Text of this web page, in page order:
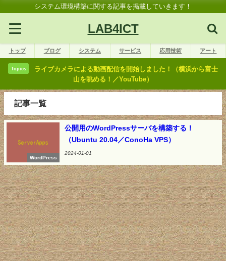
システム環境構築に関する記事を掲載していきます！
LAB4ICT
トップ ブログ システム サービス 応用技術 アート
Topics
ライブカメラによる動画配信を開始しました！（横浜から富士
山を眺める！／YouTube）
記事一覧
WordPress
公開用のWordPressサーバを構築する！
（Ubuntu 20.04／ConoHa VPS）
2024-01-01